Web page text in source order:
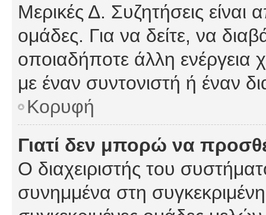
Μερικές Δ. Συζητήσεις είναι
ομάδες. Για να δείτε, να
οποιαδήποτε άλλη ενέργεια
με έναν συντονιστή ή έναν
Κορυφή
Γιατί δεν μπορώ να
Ο διαχειριστής του
συνημμένα στη